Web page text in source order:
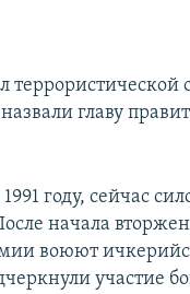
главу
году, сейчас
начала
воюют
участие